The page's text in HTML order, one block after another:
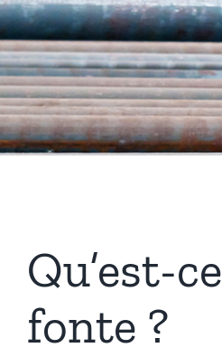
A
Coussinets
Autres
Qu’est-
fonte ?